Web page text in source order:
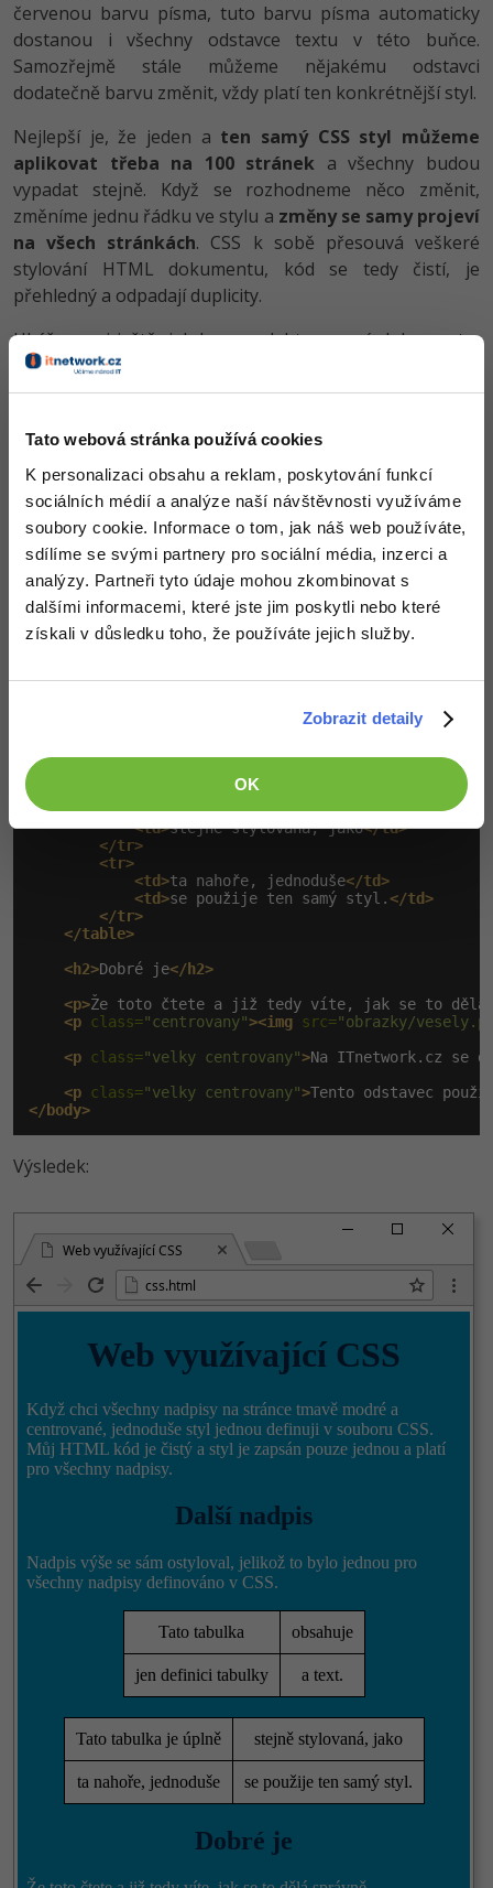
Tato webová stránka používá cookies
K personalizaci obsahu a reklam, poskytování funkcí
sociálních médií a analýze naší návštěvnosti využíváme
soubory cookie. Informace o tom, jak náš web používáte,
sdílíme se svými partnery pro sociální média, inzerci a
analýzy. Partneři tyto údaje mohou zkombinovat s
dalšími informacemi, které jste jim poskytli nebo které
získali v důsledku toho, že používáte jejich služby.
Zobrazit detaily
OK
červenou barvu písma, tuto barvu písma automaticky
dostanou i všechny odstavce textu v této buňce.
Samozřejmě stále můžeme nějakému odstavci
dodatečně barvu změnit, vždy platí ten konkrétnější styl.
Nejlepší je, že jeden a ten samý CSS styl můžeme
aplikovat třeba na 100 stránek a všechny budou
vypadat stejně. Když se rozhodneme něco změnit,
změníme jednu řádku ve stylu a změny se samy projeví
na všech stránkách. CSS k sobě přesouvá veškeré
stylování HTML dokumentu, kód se tedy čistí, je
přehledný a odpadají duplicity.
Ukážeme si ještě, jak by vypadal ten samý dokument s
použitím CSS:
<h1>Web využívající CSS</h1>
<h2> Další nadpis</h2>
<p>Nadpis výše se sám ostyloval, jelikož to bylo
<tr>
<td>Tato tabulka</td>
obsahuje </td>
</tr>
<tr>
</tr>
<td>Tato tabulka je úplně</td>
<td>stejně stylovaná, jako</td>
</tr>
<tr>
<td>ta nahoře, jednoduše</td>
<td>se použije ten samý styl.</td>
</tr>
</table>
<h2>Dobré je</h2>
<p>Že toto čtete a již tedy víte, jak se to dělá
<p class="centrovany"><img src="obrazky/
<p class="velky centrovany">Na ITnetwork.cz se
<p class="velky centrovany">Tento odstavec
</body>
Výsledek:
Web využívající CSS
css.html